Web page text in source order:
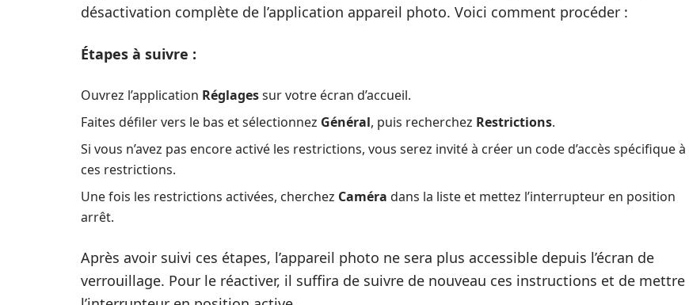
désactivation complète de l’application appareil photo. Voici comment procéder :
Étapes à suivre :
Ouvrez l’application Réglagessur votre écran d’accueil.
Faites défiler vers le bas et sélectionnez Général, puis recherchez Restrictions.
Si vous n’avez pas encore activé les restrictions, vous serez invité à créer un code d’accès spécifique à
ces restrictions.
Une fois les restrictions activées, cherchez Caméra dans la liste et mettez l’interrupteur en position
arrêt.
Après avoir suivi ces étapes, l’appareil photo ne sera plus accessible depuis l’écran de
verrouillage. Pour le réactiver, il suffira de suivre de nouveau ces instructions et de mettre